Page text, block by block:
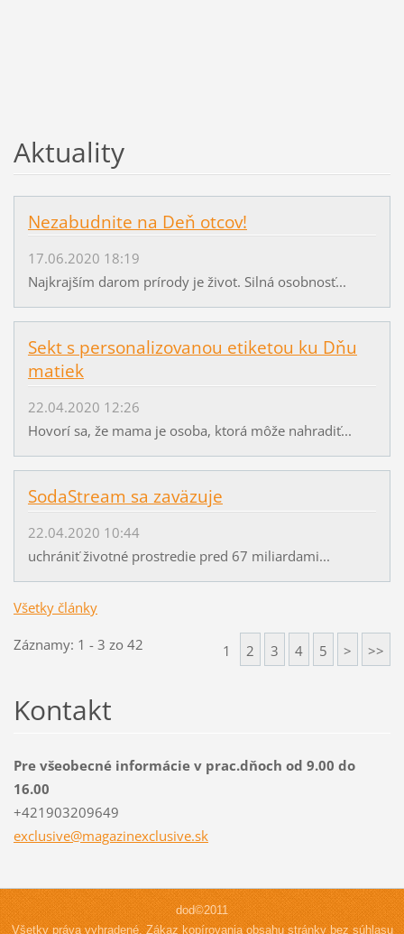
Aktuality
Nezabudnite na Deň otcov!
17.06.2020 18:19
Najkrajším darom prírody je život. Silná osobnosť...
Sekt s personalizovanou etiketou ku Dňu
matiek
22.04.2020 12:26
Hovorí sa, že mama je osoba, ktorá môže nahradiť...
SodaStream sa zaväzuje
22.04.2020 10:44
uchrániť životné prostredie pred 67 miliardami...
Všetky články
Záznamy: 1 - 3 zo 42 1 2 3 4 5 > >>
Kontakt
Pre všeobecné informácie v prac.dňoch od 9.00 do
16.00
+421903209649
exclusive@magazinexclusive.sk
dod©2011
Všetky práva vyhradené. Zákaz kopírovania obsahu stránky bez súhlasu